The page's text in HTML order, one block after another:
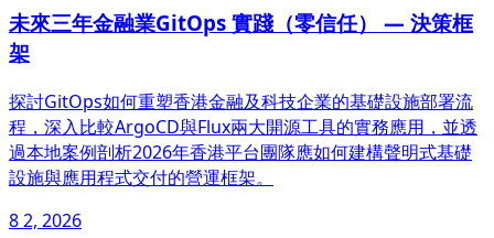
未來三年金融業GitOps 實踐（零信任） — 決策框
架
探討GitOps如何重塑香港金融及科技企業的基礎設施部署流
程，深入比較ArgoCD與Flux兩大開源工具的實務應用，並透
過本地案例剖析2026年香港平台團隊應如何建構聲明式基礎
設施與應用程式交付的營運框架。
8 2, 2026